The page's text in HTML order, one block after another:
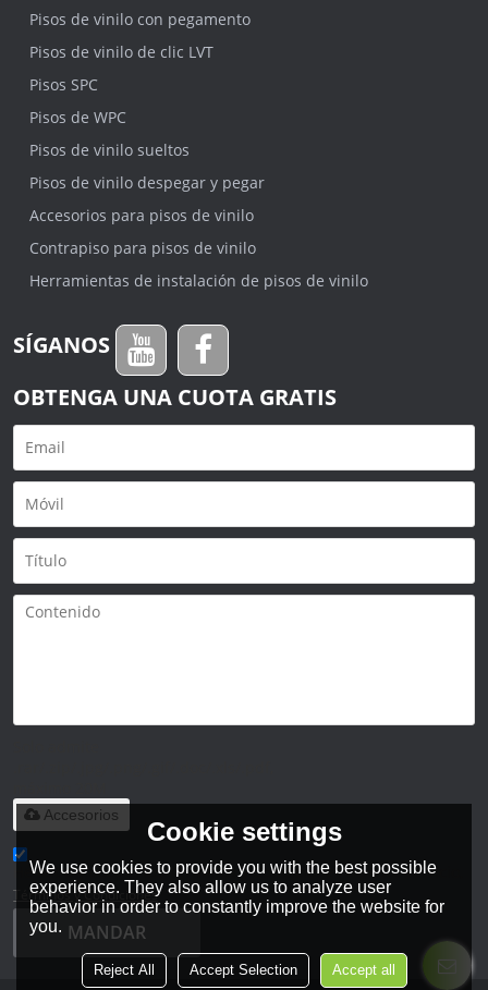
Pisos de vinilo con pegamento
Pisos de vinilo de clic LVT
Pisos SPC
Pisos de WPC
Pisos de vinilo sueltos
Pisos de vinilo despegar y pegar
Accesorios para pisos de vinilo
Contrapiso para pisos de vinilo
Herramientas de instalación de pisos de vinilo
SÍGANOS
OBTENGA UNA CUOTA GRATIS
Accesorios
He leido y acepto los Términos y Condiciones de este servicio,
Términos y Condiciones
MANDAR
Cookie settings
We use cookies to provide you with the best possible
experience. They also allow us to analyze user
behavior in order to constantly improve the website for
you.
Reject All Accept Selection Accept all